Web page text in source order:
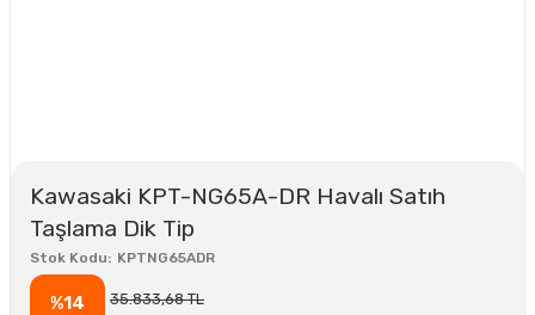
Kawasaki KPT-NG65A-DR Havalı Satıh
Taşlama Dik Tip
Stok Kodu KPTNG65ADR
%14 35.833,68 TL